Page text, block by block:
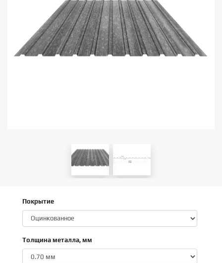
Покрытие
Толщина металла, мм